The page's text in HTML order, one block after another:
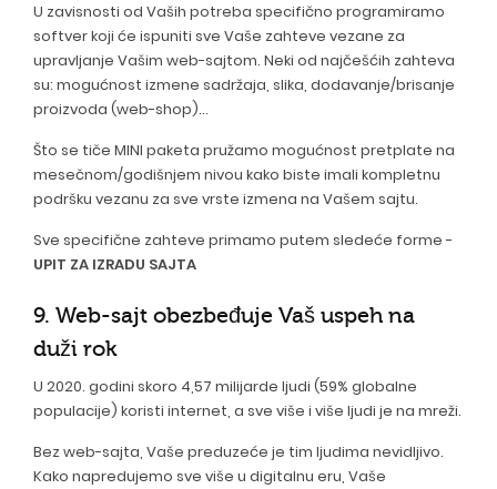
U zavisnosti od Vaših potreba specifično programiramo
softver koji će ispuniti sve Vaše zahteve vezane za
upravljanje Vašim web-sajtom. Neki od najčešćih zahteva
su: mogućnost izmene sadržaja, slika, dodavanje/brisanje
proizvoda (web-shop)...
Što se tiče MINI paketa pružamo mogućnost pretplate na
mesečnom/godišnjem nivou kako biste imali kompletnu
podršku vezanu za sve vrste izmena na Vašem sajtu.
Sve specifične zahteve primamo putem sledeće forme -
UPIT ZA IZRADU SAJTA
9. Web-sajt obezbeđuje Vaš uspeh na
duži rok
U 2020. godini skoro 4,57 milijarde ljudi (59% globalne
populacije) koristi internet, a sve više i više ljudi je na mreži.
Bez web-sajta, Vaše preduzeće je tim ljudima nevidljivo.
Kako napredujemo sve više u digitalnu eru, Vaše